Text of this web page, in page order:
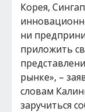
Корея,
ни
приложить
рынке», –
словам
заручиться